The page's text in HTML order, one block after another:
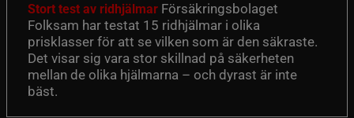
Stort test av ridhjälmar Försäkringsbolaget
Folksam har testat 15 ridhjälmar i olika
prisklasser för att se vilken som är den säkraste.
Det visar sig vara stor skillnad på säkerheten
mellan de olika hjälmarna – och dyrast är inte
bäst.